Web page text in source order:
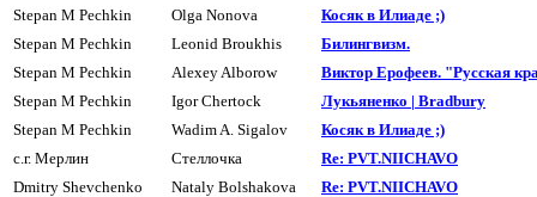
Stepan M Pechkin
Olga Nonova
Косяк в Илиаде ;)
Stepan M Pechkin
Leonid Broukhis
Билингвизм.
Stepan M Pechkin
Alexey Alborow
Виктор Ерофеев. "Русская
Stepan M Pechkin
Igor Chertock
Лукьяненко | Bradbury
Stepan M Pechkin
Wadim A. Sigalov
Косяк в Илиаде ;)
с.г. Меpлин
Стеллочка
Re: PVT.NIICHAVO
Dmitry Shevchenko
Nataly Bolshakova
Re: PVT.NIICHAVO